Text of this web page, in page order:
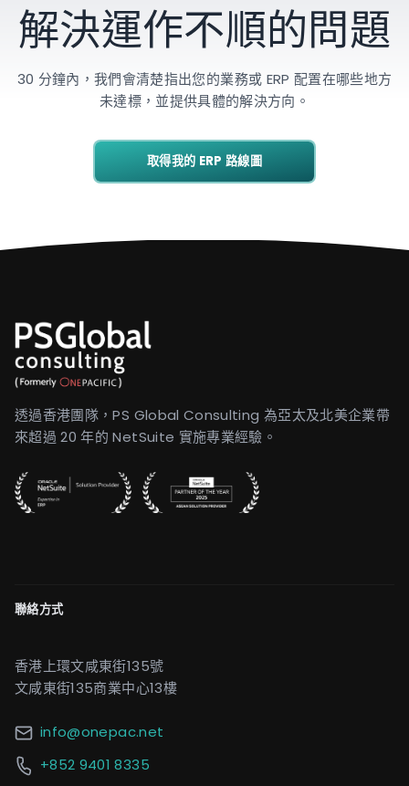
解決運作不順的問題
30 分鐘內，我們會清楚指出您的業務或 ERP 配置在哪些地方
未達標，並提供具體的解決方向。
取得我的 ERP 路線圖
透過香港團隊，PS Global Consulting 為亞太及北美企業帶
來超過 20 年的 NetSuite 實施專業經驗。
聯絡方式
香港上環文咸東街135號
文咸東街135商業中心13樓
info@onepac.net
+852 9401 8335